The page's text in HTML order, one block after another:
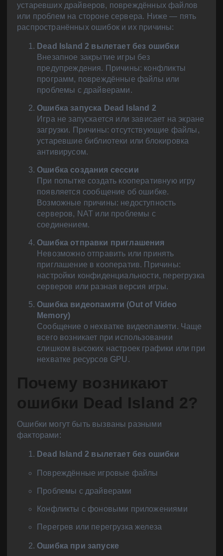
устаревших драйверов, повреждённых файлов
или проблем на стороне сервера. Ниже — пять
распространённых ошибок и их причины:
Dead Island 2 вылетает без ошибки
Внезапное закрытие игры без
предупреждения. Причины: конфликты
программ, повреждённые файлы или
проблемы с драйверами.
Ошибка запуска Dead Island 2
Игра не запускается или зависает на экране
загрузки. Причины: отсутствующие файлы,
устаревшие библиотеки или блокировка
антивирусом.
Ошибка создания сессии
При попытке создать кооперативную игру
появляется сообщение об ошибке.
Возможные причины: недоступность
серверов, NAT или проблемы с
соединением.
Ошибка отправки приглашения
Невозможно отправить или принять
приглашение в кооператив. Причины:
настройки конфиденциальности, перегрузка
серверов или разная версия игры.
Ошибка видеопамяти (Out of Video
Memory)
Сообщение о нехватке видеопамяти. Чаще
всего возникает при использовании
слишком высоких настроек графики или при
нехватке ресурсов GPU.
Почему возникают
ошибки Dead Island 2?
Ошибки могут быть вызваны разными
факторами:
Dead Island 2 вылетает без ошибки
Повреждённые игровые файлы
Проблемы с драйверами
Конфликты с фоновыми приложениями
Перегрев или перегрузка железа
Ошибка при запуске